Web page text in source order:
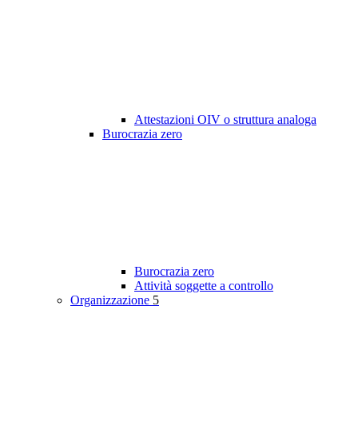
Attestazioni OIV o struttura analoga
Burocrazia zero
Burocrazia zero
Attività soggette a controllo
Organizzazione 5